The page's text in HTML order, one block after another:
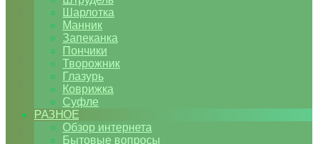
Шарлотка
Манник
Запеканка
Пончики
Творожник
Глазурь
Коврижка
Суфле
РАЗНОЕ
Обзор интернета
Бытовые вопросы